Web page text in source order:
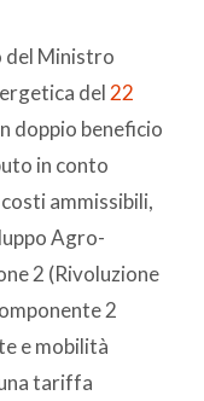
del Ministro
del 22
doppio beneficio
in conto
ammissibili,
Agro-
2 (Rivoluzione
2
e mobilità
tariffa